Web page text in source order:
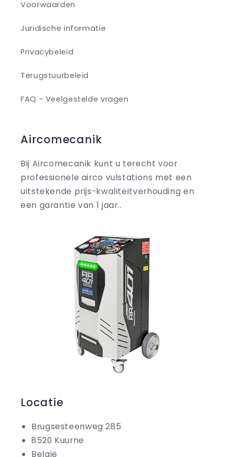
Voorwaarden
Juridische informatie
Privacybeleid
Terugstuurbeleid
FAQ - Veelgestelde vragen
Aircomecanik
Bij Aircomecanik kunt u terecht voor
professionele airco vulstations met een
uitstekende prijs-kwaliteitverhouding en
een garantie van 1 jaar..
Locatie
Brugsesteenweg 285
8520 Kuurne
België